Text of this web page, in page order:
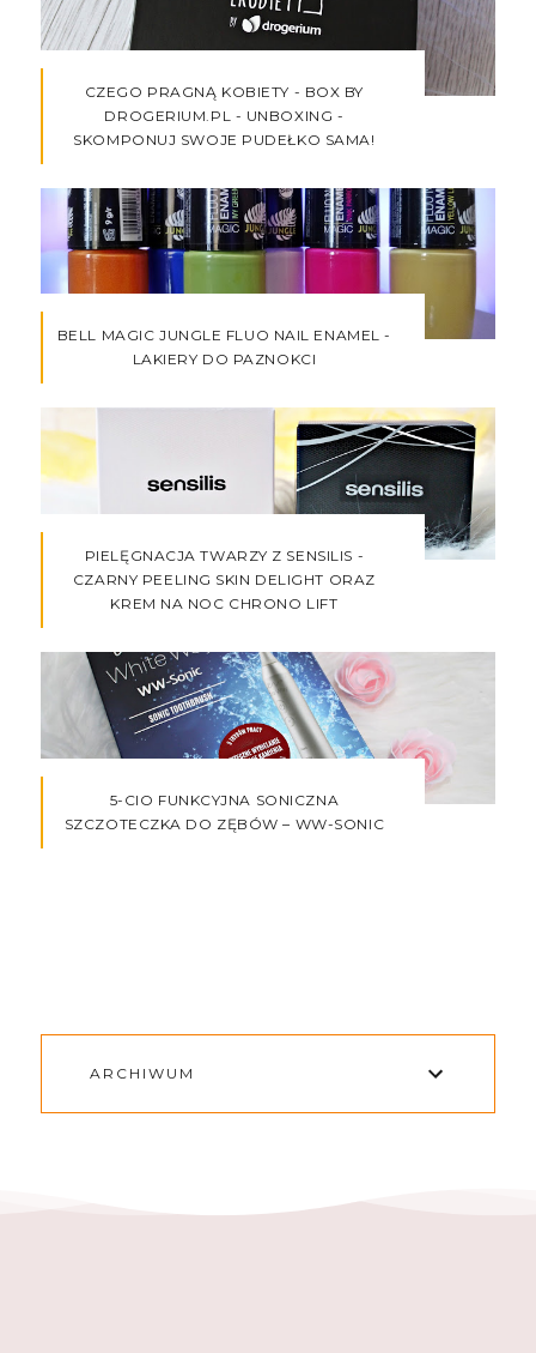
CZEGO PRAGNĄ KOBIETY - BOX BY
DROGERIUM.PL - UNBOXING -
SKOMPONUJ SWOJE PUDEŁKO SAMA!
BELL MAGIC JUNGLE FLUO NAIL ENAMEL -
LAKIERY DO PAZNOKCI
PIELĘGNACJA TWARZY Z SENSILIS -
CZARNY PEELING SKIN DELIGHT ORAZ
KREM NA NOC CHRONO LIFT
5-CIO FUNKCYJNA SONICZNA
SZCZOTECZKA DO ZĘBÓW – WW-SONIC
ARCHIWUM